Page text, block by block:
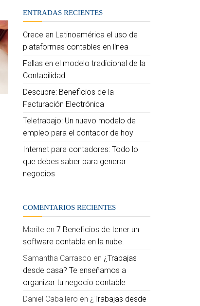
ENTRADAS RECIENTES
Crece en Latinoamérica el uso de
plataformas contables en línea
Fallas en el modelo tradicional de la
Contabilidad
Descubre: Beneficios de la
Facturación Electrónica
Teletrabajo: Un nuevo modelo de
empleo para el contador de hoy
Internet para contadores: Todo lo
que debes saber para generar
negocios
COMENTARIOS RECIENTES
Marite en 7 Beneficios de tener un
software contable en la nube.
Samantha Carrasco en ¿Trabajas
desde casa? Te enseñamos a
organizar tu negocio contable
Daniel Caballero en ¿Trabajas desde